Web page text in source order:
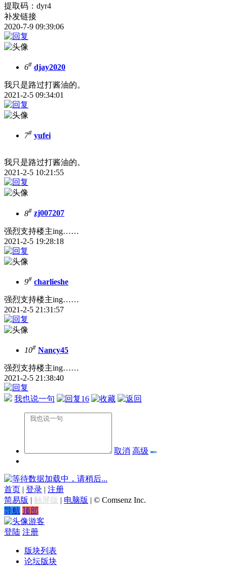
提取码：dyr4
补发链接
2020-7-9 09:39:06
6# djay2020
我只是路过打酱油的。
2021-2-5 09:34:01
7# yufei
我只是路过打酱油的。
2021-2-5 10:21:55
8# zj007207
强烈支持楼主ing……
2021-2-5 19:28:18
9# charlieshe
强烈支持楼主ing……
2021-2-5 21:31:57
10# Nancy45
强烈支持楼主ing……
2021-2-5 21:38:40
我也说一句 16
取消 高级
数据加载中，请稍后...
首页
登录
注册
简易版
触屏版 电脑版
© Comsenz Inc.
导航 顶部
游客
登陆 注册
版块列表
论坛版块